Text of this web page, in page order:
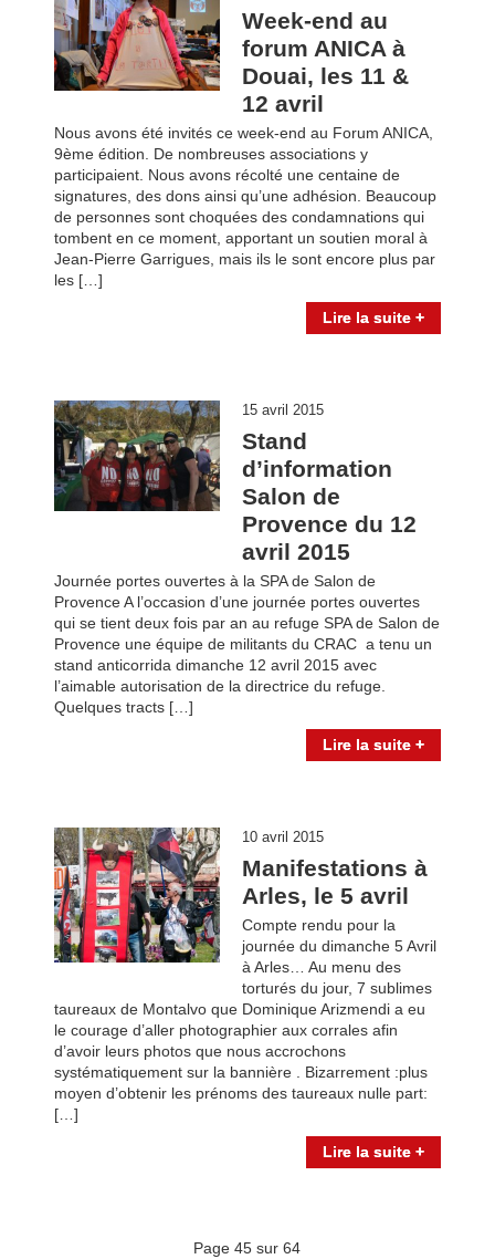
Week-end au
forum ANICA à
Douai, les 11 &
12 avril
Nous avons été invités ce week-end au Forum ANICA,
9ème édition. De nombreuses associations y
participaient. Nous avons récolté une centaine de
signatures, des dons ainsi qu’une adhésion. Beaucoup
de personnes sont choquées des condamnations qui
tombent en ce moment, apportant un soutien moral à
Jean-Pierre Garrigues, mais ils le sont encore plus par
les […]
Lire la suite +
15 avril 2015
Stand
d’information
Salon de
Provence du 12
avril 2015
Journée portes ouvertes à la SPA de Salon de
Provence A l’occasion d’une journée portes ouvertes
qui se tient deux fois par an au refuge SPA de Salon de
Provence une équipe de militants du CRAC a tenu un
stand anticorrida dimanche 12 avril 2015 avec
l’aimable autorisation de la directrice du refuge.
Quelques tracts […]
Lire la suite +
10 avril 2015
Manifestations à
Arles, le 5 avril
Compte rendu pour la
journée du dimanche 5 Avril
à Arles… Au menu des
torturés du jour, 7 sublimes
taureaux de Montalvo que Dominique Arizmendi a eu
le courage d’aller photographier aux corrales afin
d’avoir leurs photos que nous accrochons
systématiquement sur la bannière . Bizarrement :plus
moyen d’obtenir les prénoms des taureaux nulle part:
[…]
Lire la suite +
Page 45 sur 64